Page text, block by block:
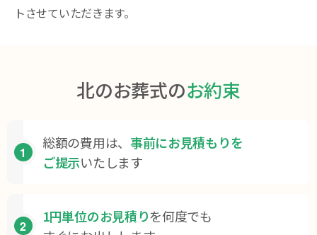
トさせていただきます。
北のお葬式のお約束
1
総額の費用は、 事前にお見積もりを
ご提示いたします
2
1円単位のお見積りを何度でも